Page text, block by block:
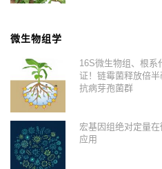
微生物组学
16S微生物组、根系
证！链霉菌释放倍
抗病芽孢菌群
宏基因组绝对定量
应用